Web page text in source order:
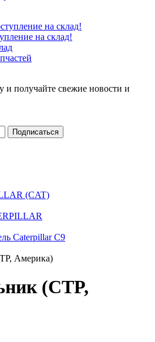
на склад!
и получайте свежие новости и
(CAT)
Caterpillar С9
Америка)
(CTP,